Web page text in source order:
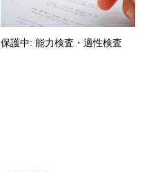
保護中: 能力検査・適性検査